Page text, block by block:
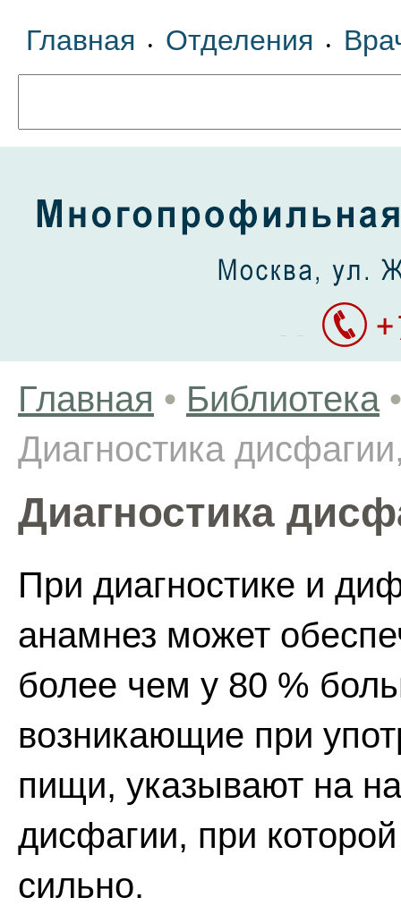
Главная • Отделения •
Главная • Библиотека •
Диагностика
Диагностика
При диагностике и
анамнез может
более чем у 80 %
возникающие при
пищи, указывают на
дисфагии, при
сильно.